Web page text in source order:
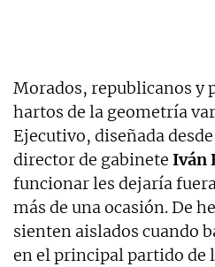
Morados, republicanos y
hartos de la geometría
Ejecutivo, diseñada
director de gabinete Iván
funcionar les dejaría
más de una ocasión. De
sienten aislados cuando
en el principal partido de